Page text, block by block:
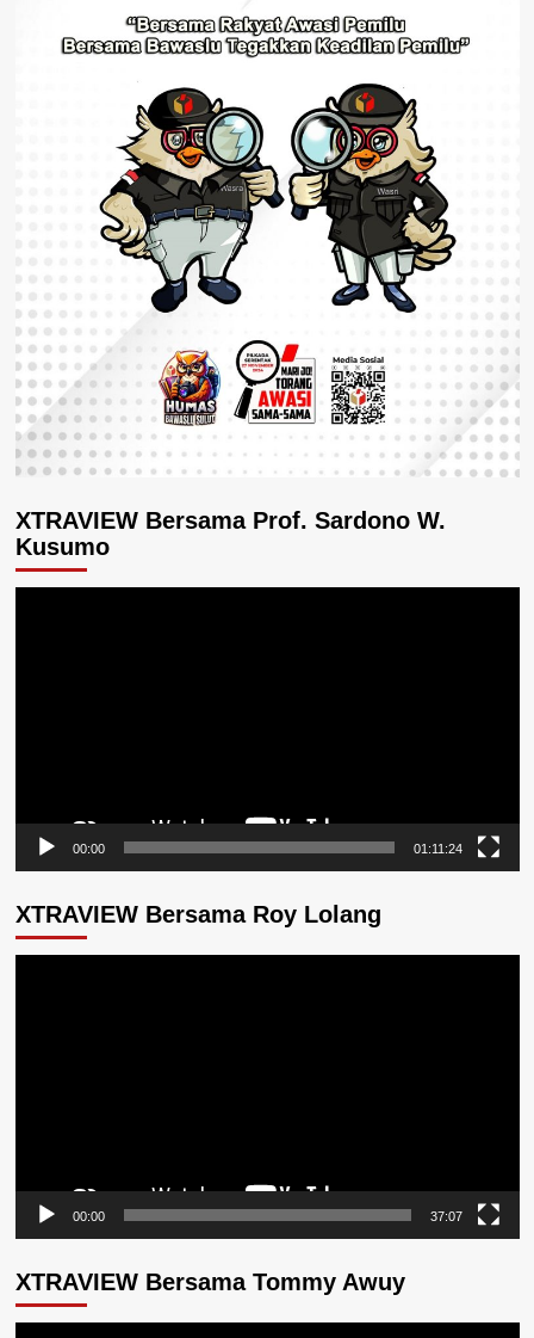
XTRAVIEW Bersama Prof. Sardono W.
Kusumo
00:00 01:11:24
XTRAVIEW Bersama Roy Lolang
00:00 37:07
XTRAVIEW Bersama Tommy Awuy